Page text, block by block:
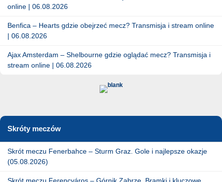
online | 06.08.2026
Benfica – Hearts gdzie obejrzeć mecz? Transmisja i stream online
| 06.08.2026
Ajax Amsterdam – Shelbourne gdzie oglądać mecz? Transmisja i
stream online | 06.08.2026
Skróty meczów
Skrót meczu Fenerbahce – Sturm Graz. Gole i najlepsze okazje
(05.08.2026)